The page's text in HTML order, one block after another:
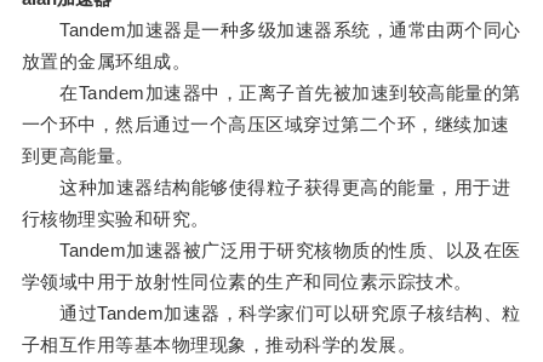
Tandem加速器是一种多级加速器系统，通常由两个同心
放置的金属环组成。
在Tandem加速器中，正离子首先被加速到较高能量的第
一个环中，然后通过一个高压区域穿过第二个环，继续加速
到更高能量。
这种加速器结构能够使得粒子获得更高的能量，用于进
行核物理实验和研究。
Tandem加速器被广泛用于研究核物质的性质、以及在医
学领域中用于放射性同位素的生产和同位素示踪技术。
通过Tandem加速器，科学家们可以研究原子核结构、粒
子相互作用等基本物理现象，推动科学的发展。